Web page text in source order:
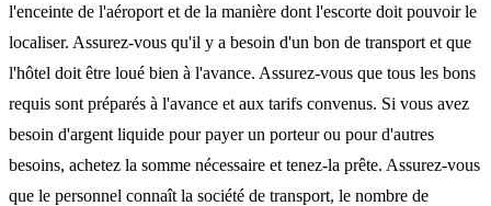
l'enceinte de l'aéroport et de la manière dont l'escorte doit pouvoir le
localiser. Assurez-vous qu'il y a besoin d'un bon de transport et que
l'hôtel doit être loué bien à l'avance. Assurez-vous que tous les bons
requis sont préparés à l'avance et aux tarifs convenus. Si vous avez
besoin d'argent liquide pour payer un porteur ou pour d'autres
besoins, achetez la somme nécessaire et tenez-la prête. Assurez-vous
que le personnel connaît la société de transport, le nombre de